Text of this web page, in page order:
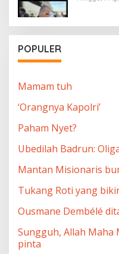
POPULER
Mamam tuh
‘Orangnya Kapolri’
Paham Nyet?
Ubedilah Badrun:
Mantan Misionaris
Tukang Roti yang
Ousmane Dembélé
Sungguh, Allah Maha
pinta